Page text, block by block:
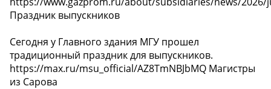
Праздник выпускников
Сегодня у Главного здания МГУ прошел
традиционный праздник для выпускников.
https://max.ru/msu_official/AZ8TmNBJbMQ Магистры
из Сарова